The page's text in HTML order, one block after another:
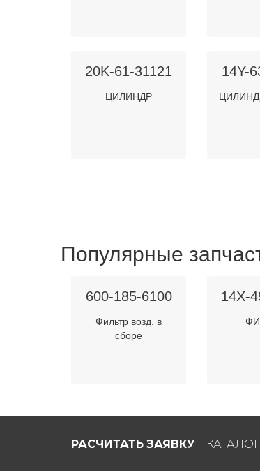
20K-61-31121
ЦИЛИНДР
14Y-
Популярные
600-185-6100
Фильтр возд. в
сборе
14X-
РАСЧИТАТЬ ЗАЯВКУ КАТАЛОГ